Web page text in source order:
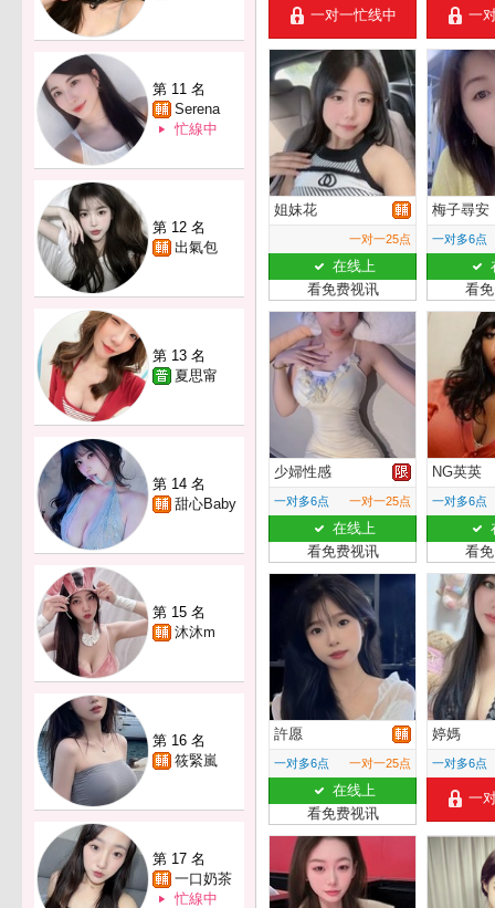
第 11 名
Serena
忙線中
第 12 名
出氣包
第 13 名
夏思甯
第 14 名
甜心Baby
第 15 名
沐沐m
第 16 名
筱緊嵐
第 17 名
一口奶茶
忙線中
一对一忙线中 一
姐妹花
一对一25点
在线上
看免费视讯
梅子尋安
一对多6点
看
少婦性感
一对多6点 一对一25点
在线上
看免费视讯
NG英英
一对多6点
看
許愿
一对多6点 一对一25点
在线上
看免费视讯
婷媽
一对多6点
一